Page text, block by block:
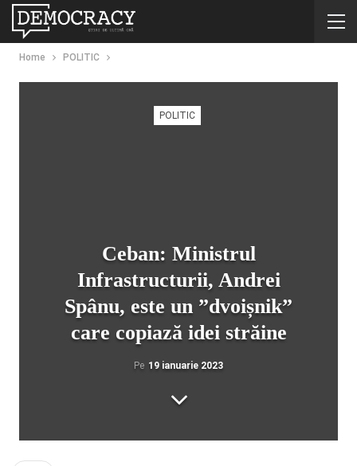
Home POLITIC
POLITIC
Ceban: Ministrul
Infrastructurii, Andrei
Spânu, este un ”dvoișnik”
care copiază idei străine
Pe 19 ianuarie 2023